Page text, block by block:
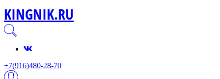
KINGNIK.RU
+7(916)480-28-70